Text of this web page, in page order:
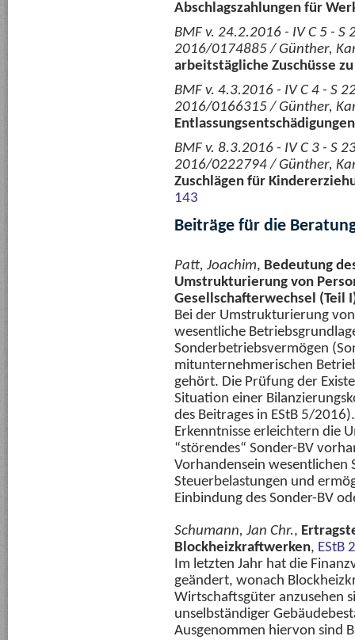
Abschlagszahlungen für
BMF v. 24.2.2016 - IV C 5 -
2016/0174885 / Günther,
arbeitstägliche Zuschüsse
BMF v. 4.3.2016 - IV C 4 - S
2016/0166315 / Günther,
Entlassungsentschädigungen
BMF v. 8.3.2016 - IV C 3 - S
2016/0222794 / Günther,
Zuschlägen für
143
Beiträge für die
Patt, Joachim, Bedeutung
Umstrukturierung von
Gesellschafterwechsel (Teil
Bei der Umstrukturierung
wesentliche
Sonderbetriebsvermögen
mitunternehmerischen
gehört. Die Prüfung der
Situation einer
des Beitrages in EStB 5/
Erkenntnisse erleichtern die
“störendes“ Sonder-BV
Vorhandensein wesentlichen
Steuerbelastungen und
Einbindung des Sonder-BV
Schumann, Jan Chr.,
Blockheizkraftwerken, EStB
Im letzten Jahr hat die
geändert, wonach
Wirtschaftsgüter anzusehen
unselbständiger
Ausgenommen hiervon sind